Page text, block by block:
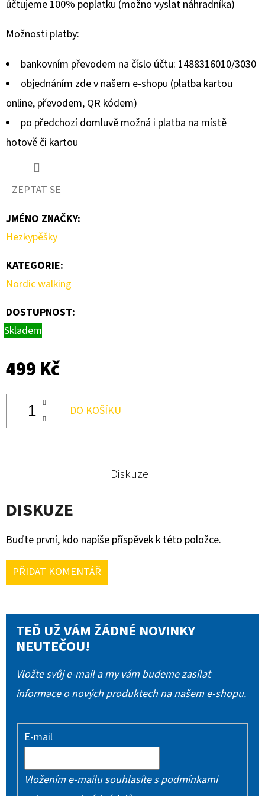
účtujeme 100% poplatku (možno vyslat náhradníka)
Možnosti platby:
bankovním převodem na číslo účtu: 1488316010/3030
objednáním zde v našem e-shopu (platba kartou
online, převodem, QR kódem)
po předchozí domluvě možná i platba na místě
hotově či kartou
ZEPTAT SE
JMÉNO ZNAČKY:
Hezkypěšky
KATEGORIE:
Nordic walking
DOSTUPNOST:
Skladem
499 Kč
DO KOŠÍKU
Diskuze
DISKUZE
Buďte první, kdo napíše příspěvek k této položce.
PŘIDAT KOMENTÁŘ
TEĎ UŽ VÁM ŽÁDNÉ NOVINKY
NEUTEČOU!
Vložte svůj e-mail a my vám budeme zasílat
informace o nových produktech na našem e-shopu.
E-mail
Vložením e-mailu souhlasíte spodmínkami